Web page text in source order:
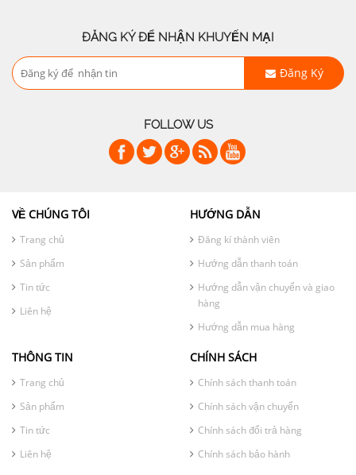
ĐĂNG KÝ ĐỂ NHẬN KHUYẾN MẠI
Đăng Ký
FOLLOW US
VỀ CHÚNG TÔI
Trang chủ
Sản phẩm
Tin tức
Liên hệ
HƯỚNG DẪN
Đăng kí thành viên
Hướng dẫn thanh toán
Hướng dẫn vận chuyển và giao
hàng
Hướng dẫn mua hàng
THÔNG TIN
Trang chủ
Sản phẩm
Tin tức
Liên hệ
CHÍNH SÁCH
Chính sách thanh toán
Chính sách vận chuyển
Chính sách đổi trả hàng
Chính sách bảo hành